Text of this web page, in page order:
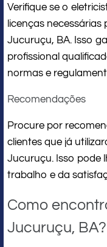
Verifique se o
licenças
Jucuruçu, BA. Isso
profissional
normas e
Recomendações
Procure por
clientes que já
Jucuruçu. Isso pode
trabalho e da
Como
Jucuruçu, BA?